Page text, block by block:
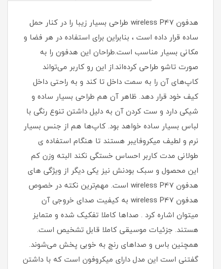
هدفون wireless P47 طراحی بسیار زیبا را در کنار حمل
ساده قرار داده است ، بنابراین برای استفاده در هر فضا و
مکانی بسیار مناسب است.طراحان این هدفون را به
صورت تاشو طراحی کرده‌اند.از این رو کاربر می‌تواند
کاپ‌های آن را به سمت داخل تا کند و به راحتی داخل
کیف خود قرار دهد. ظاهر آن هم طراحی بسیار ساده‌ و
شیکی دارد و ست کردن آن به دلیل داشتن تنوع رنگی با
لباس بسیار ساده خواهد بود. کاپ‌ها هم از جنس بسیار
نرم و لطیف میکروفایبر هستند تا هنگام استفاده ی
طولانی مدت کاربر احساس خستگی نکند البته وزن کم
این محصول و سبک بودنش نیز یکی دیگر از ویژگی های
هدفون wireless P47 است. مهم‌ترین نکته در خصوص
هدفون wireless P47 به کیفیت صدای خروجی آن
میتوان اشاره کرد . صداها کاملا تفکیک شده و متمایز
هستند. جزئیات موسیقی کاملا قابل تشخیص است.
همچنین باس و صداهای رنج به خوبی پخش می‌شوند.
گفتنی است این مدل دارای میکروفون است که با داشتن